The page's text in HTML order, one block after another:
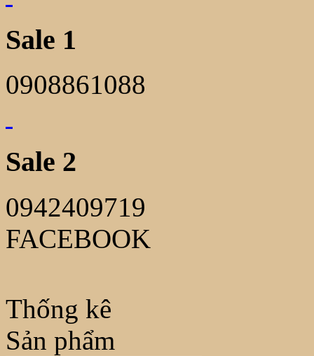
Sale 1
0908861088
Sale 2
0942409719
FACEBOOK
Thống kê
Sản phẩm